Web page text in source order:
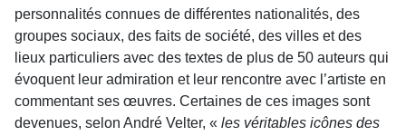
personnalités connues de différentes nationalités, des
groupes sociaux, des faits de société, des villes et des
lieux particuliers avec des textes de plus de 50 auteurs qui
évoquent leur admiration et leur rencontre avec l’artiste en
commentant ses œuvres. Certaines de ces images sont
devenues, selon André Velter, « les véritables icônes des